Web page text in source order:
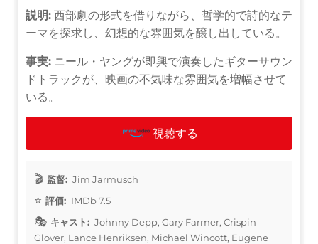
説明: 西部劇の形式を借りながら、哲学的で詩的なテ
ーマを探求し、幻想的な雰囲気を醸し出している。
事実: ニール・ヤングが即興で演奏したギターサウン
ドトラックが、映画の不気味な雰囲気を増幅させて
いる。
視聴する
監督: Jim Jarmusch
評価: IMDb 7.5
キャスト: Johnny Depp, Gary Farmer, Crispin
Glover, Lance Henriksen, Michael Wincott, Eugene